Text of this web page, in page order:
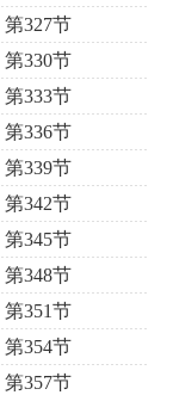
第327节
第330节
第333节
第336节
第339节
第342节
第345节
第348节
第351节
第354节
第357节